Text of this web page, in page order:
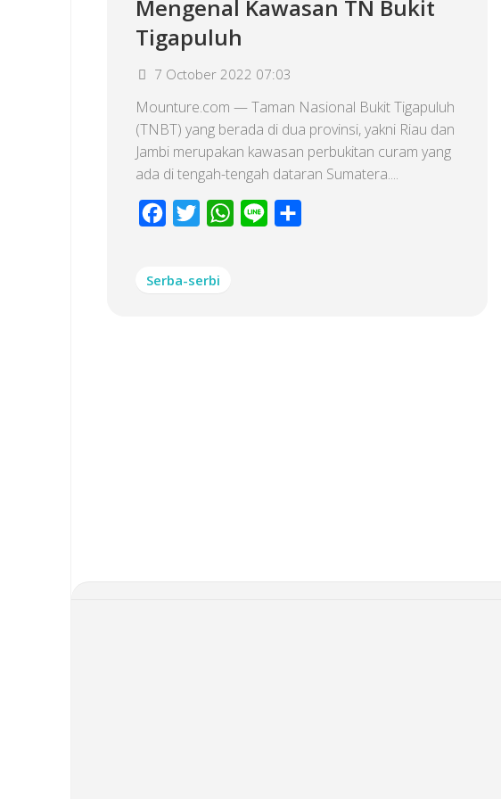
Mengenal Kawasan TN Bukit
Tigapuluh
7 October 2022 07:03
Mounture.com — Taman Nasional Bukit Tigapuluh
(TNBT) yang berada di dua provinsi, yakni Riau dan
Jambi merupakan kawasan perbukitan curam yang
ada di tengah-tengah dataran Sumatera....
Facebook
Twitter WhatsApp
Line
Serba-serbi